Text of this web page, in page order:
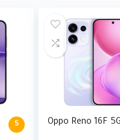
5 Oppo Reno 16F 5G